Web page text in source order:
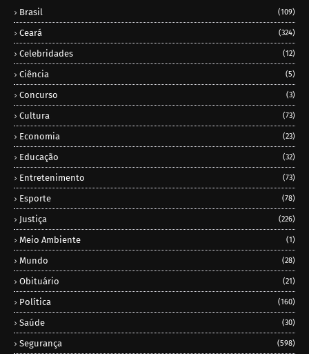
Brasil (109)
Ceará (324)
Celebridades (12)
Ciência (5)
Concurso (3)
Cultura (73)
Economia (23)
Educação (32)
Entretenimento (73)
Esporte (78)
Justiça (226)
Meio Ambiente (1)
Mundo (28)
Obituário (21)
Política (160)
Saúde (30)
Segurança (598)